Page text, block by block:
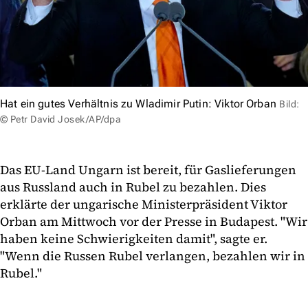
Hat ein gutes Verhältnis zu Wladimir Putin: Viktor Orban Bild:
© Petr David Josek/AP/dpa
Das EU-Land Ungarn ist bereit, für Gaslieferungen
aus Russland auch in Rubel zu bezahlen. Dies
erklärte der ungarische Ministerpräsident Viktor
Orban am Mittwoch vor der Presse in Budapest. "Wir
haben keine Schwierigkeiten damit", sagte er.
"Wenn die Russen Rubel verlangen, bezahlen wir in
Rubel."